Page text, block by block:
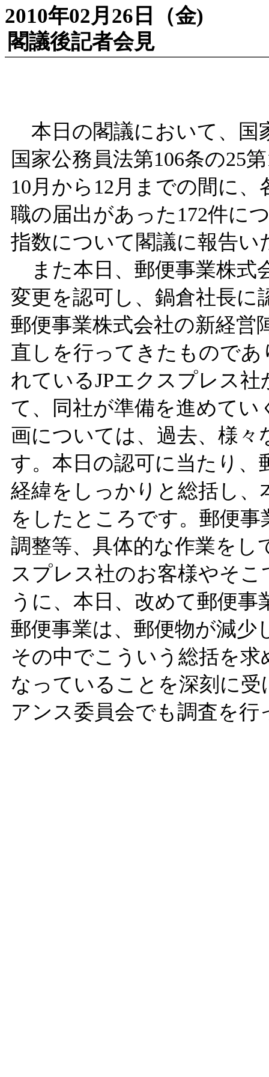
2010年02月26日（金)
閣議後記者会見
本日の閣議において、国
国家公務員法第106条の25
10月から12月までの間に
職の届出があった172件に
指数について閣議に報告い
また本日、郵便事業株式
変更を認可し、鍋倉社長
郵便事業株式会社の新経営
直しを行ってきたもので
れているJPエクスプレス
て、同社が準備を進めて
画については、過去、様
す。本日の認可に当たり
経緯をしっかりと総括し
をしたところです。郵便
調整等、具体的な作業をし
スプレス社のお客様やそ
うに、本日、改めて郵便
郵便事業は、郵便物が減少
その中でこういう総括を
なっていることを深刻に
アンス委員会でも調査を